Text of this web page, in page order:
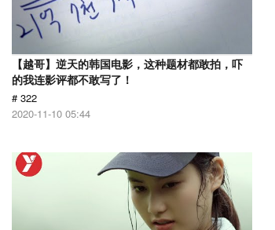
【越哥】逆天的韩国电影，这种题材都敢拍，吓
的我连影评都不敢写了！
# 322
2020-11-10 05:44